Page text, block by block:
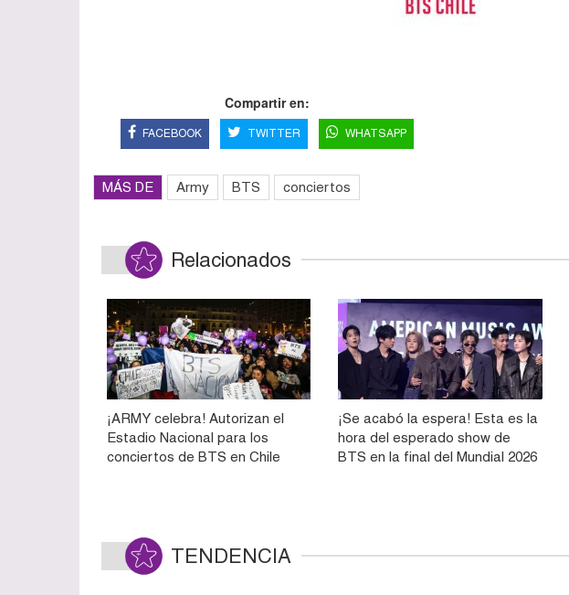
Compartir en:
FACEBOOK TWITTER WHATSAPP
MÁS DE Army BTS conciertos
Relacionados
¡ARMY celebra! Autorizan el
Estadio Nacional para los
conciertos de BTS en Chile
¡Se acabó la espera! Esta es la
hora del esperado show de
BTS en la final del Mundial 2026
TENDENCIA